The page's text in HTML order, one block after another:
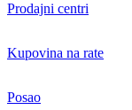
Prodajni centri
Kupovina na rate
Posao